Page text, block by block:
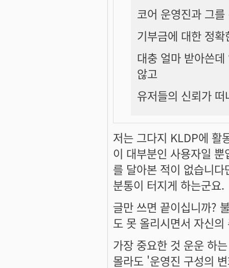
코어 운영진과 그
기부금에 대한 정
대충 얼마 받아쓴
않고
유저들의 신뢰가
저는 그다지 KLDP에 활
이 대부분인 사용자일
를 달아본 적이 없습니
분통이 터지게 하는군요.
글만 쓰면 끝이십니까?
도 못 올리시면서 자신
가장 중요한 것 운운 하
몰라도 '운영진 구성의